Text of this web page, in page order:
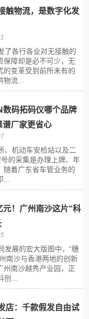
触物流，是数字化发
了各行各业对无接触的
保障却是必不可少，无
的变革受到前所未有的
流...
数码拓码仪哪个品牌
厂家更省心
、机动车安检站以及二
的采集是办理上牌、年
随着广东省车管业务的
元！广州南沙这片“科
发展的宏大版图中，“穗
南沙与香港两地的创新
州南沙越秀产业园，正
...
店：千款假发自由试